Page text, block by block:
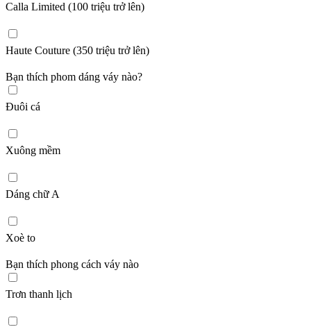
Calla Limited (100 triệu trở lên)
Haute Couture (350 triệu trở lên)
Bạn thích phom dáng váy nào?
Đuôi cá
Xuông mềm
Dáng chữ A
Xoè to
Bạn thích phong cách váy nào
Trơn thanh lịch